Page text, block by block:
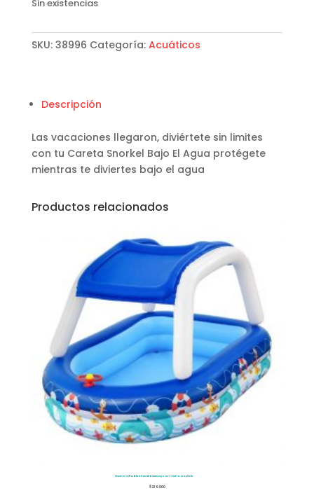
Sin existencias
SKU: 38996 Categoría: Acuáticos
Descripción
Las vacaciones llegaron, diviértete sin limites
con tu Careta Snorkel Bajo El Agua protégete
mientras te diviertes bajo el agua
Productos relacionados
Piscina Inflable infantil Bestway Con Techo Movible
$239.000